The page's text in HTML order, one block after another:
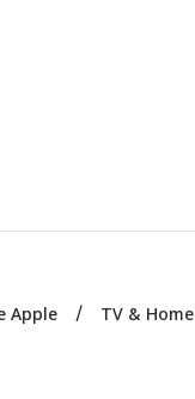
Apple TV & Home